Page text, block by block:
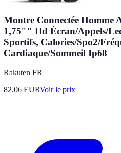
Montre Connectée Homme
1,75"" Hd Écran/Appels/
Sportifs, Calories/Spo2/
Cardiaque/Sommeil Ip68
Rakuten FR
82.06 EURVoir le prix